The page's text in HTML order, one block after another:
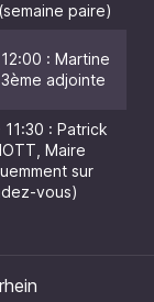
paire)
: Martine
3ème adjointe
: Patrick
Maire
sur
vous)